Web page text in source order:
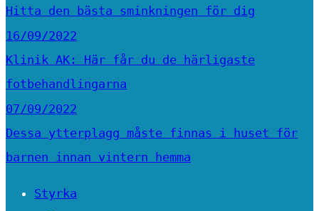
Hitta den bästa sminkningen för dig
16/09/2022
Klinik AK: Här får du de härligaste
fotbehandlingarna
07/09/2022
Dessa ytterplagg måste finnas i huset för
barnen innan vintern hemma
Styrka